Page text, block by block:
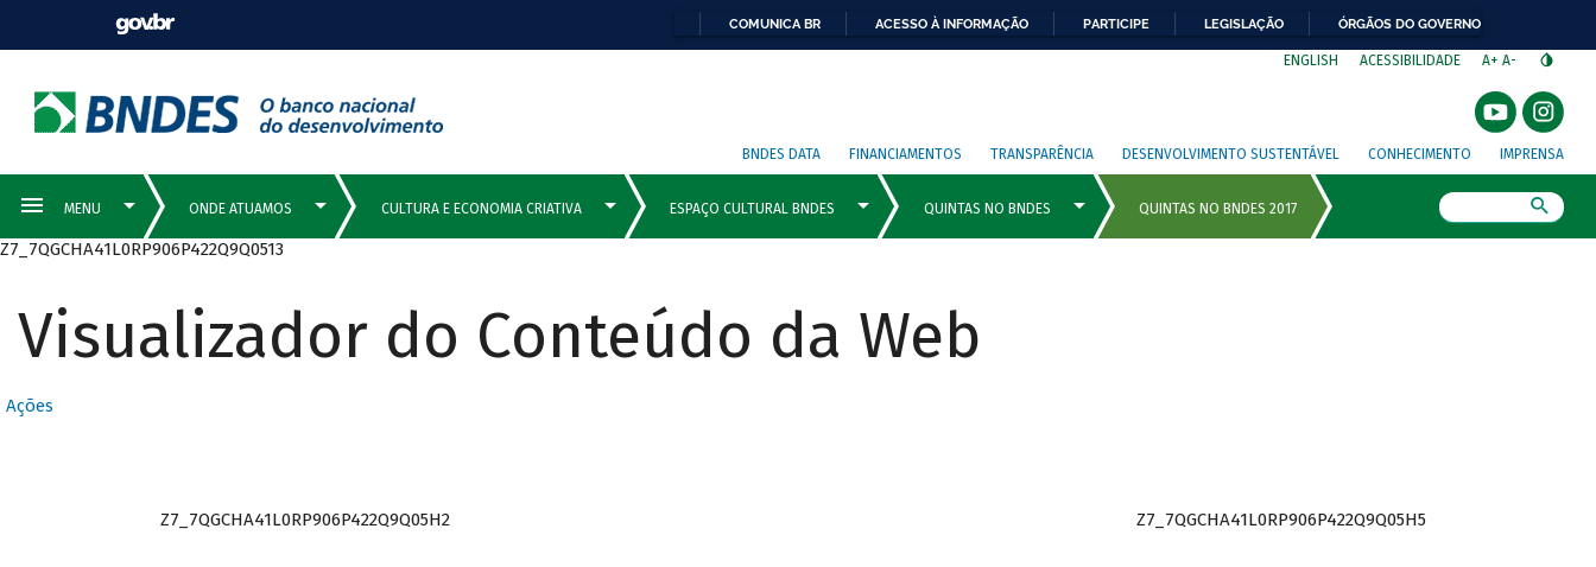
COMUNICA BR ACESSO À INFORMAÇÃO PARTICIPE LEGISLAÇÃO ÓRGÃOS DO GOVERNO
ENGLISH ACESSIBILIDADE A+ A-
BNDES DATA FINANCIAMENTOS TRANSPARÊNCIA DESENVOLVIMENTO SUSTENTÁVEL CONHECIMENTO IMPRENSA
Z7_7QGCHA41L0RP906P422Q9Q0513
Visualizador do Conteúdo da Web
Ações
Z7_7QGCHA41L0RP906P422Q9Q05H2 Z7_7QGCHA41L0RP906P422Q9Q05H5